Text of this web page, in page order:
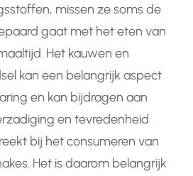
missen ze soms de
gaat met het eten van
Het kauwen en
kan een belangrijk aspect
en kan bijdragen aan
en tevredenheid
bij het consumeren van
Het is daarom belangrijk